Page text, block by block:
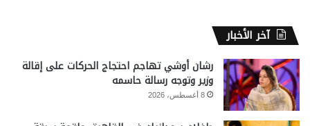
آخر الأخبار
رشان أوشي تهاجم احتجاج الحركات على إقالة
وزير وتوجه رسالة حاسمه
8 أغسطس، 2026